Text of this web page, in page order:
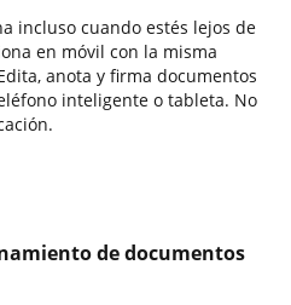
incluso cuando estés lejos de
en móvil con la misma
anota y firma documentos
inteligente o tableta. No
de documentos